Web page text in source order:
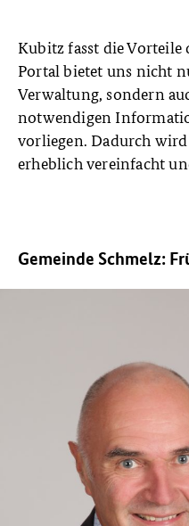
Kubitz fasst die Vorteile
Portal bietet uns nicht
Verwaltung, sondern
notwendigen
vorliegen. Dadurch wird
erheblich vereinfacht
Gemeinde Schmelz: